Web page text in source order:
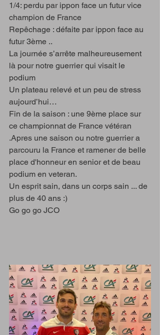
1/4: perdu par ippon face un futur vice
champion de France
Repêchage : défaite par ippon face au
futur 3ème ..
La journée s’arrête malheureusement
là pour notre guerrier qui visait le
podium
Un plateau relevé et un peu de stress
aujourd’hui…
Fin de la saison : une 9ème place sur
ce championnat de France vétéran
.Apres une saison ou notre guerrier a
parcouru la France et ramener de belle
place d'honneur en senior et de beau
podium en veteran.
Un esprit sain, dans un corps sain ... de
plus de 40 ans :)
Go go go JCO